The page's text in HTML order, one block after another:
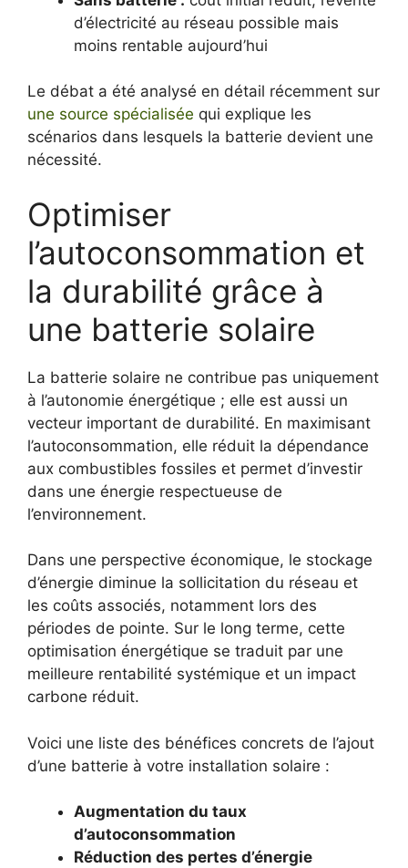
d’électricité au réseau possible mais
moins rentable aujourd’hui
Le débat a été analysé en détail récemment sur
une source spécialisée qui explique les
scénarios dans lesquels la batterie devient une
nécessité.
Optimiser
l’autoconsommation et
la durabilité grâce à
une batterie solaire
La batterie solaire ne contribue pas uniquement
à l’autonomie énergétique ; elle est aussi un
vecteur important de durabilité. En maximisant
l’autoconsommation, elle réduit la dépendance
aux combustibles fossiles et permet d’investir
dans une énergie respectueuse de
l’environnement.
Dans une perspective économique, le stockage
d’énergie diminue la sollicitation du réseau et
les coûts associés, notamment lors des
périodes de pointe. Sur le long terme, cette
optimisation énergétique se traduit par une
meilleure rentabilité systémique et un impact
carbone réduit.
Voici une liste des bénéfices concrets de l’ajout
d’une batterie à votre installation solaire :
Augmentation du taux
d’autoconsommation
Réduction des pertes d’énergie